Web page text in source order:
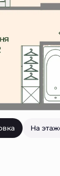
На